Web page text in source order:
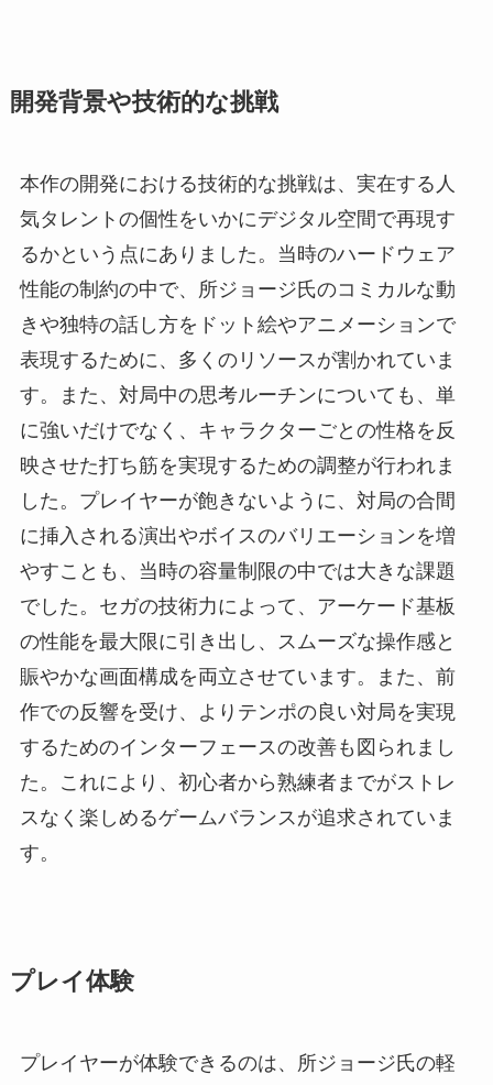
開発背景や技術的な挑戦
本作の開発における技術的な挑戦は、実在する人
気タレントの個性をいかにデジタル空間で再現す
るかという点にありました。当時のハードウェア
性能の制約の中で、所ジョージ氏のコミカルな動
きや独特の話し方をドット絵やアニメーションで
表現するために、多くのリソースが割かれていま
す。また、対局中の思考ルーチンについても、単
に強いだけでなく、キャラクターごとの性格を反
映させた打ち筋を実現するための調整が行われま
した。プレイヤーが飽きないように、対局の合間
に挿入される演出やボイスのバリエーションを増
やすことも、当時の容量制限の中では大きな課題
でした。セガの技術力によって、アーケード基板
の性能を最大限に引き出し、スムーズな操作感と
賑やかな画面構成を両立させています。また、前
作での反響を受け、よりテンポの良い対局を実現
するためのインターフェースの改善も図られまし
た。これにより、初心者から熟練者までがストレ
スなく楽しめるゲームバランスが追求されていま
す。
プレイ体験
プレイヤーが体験できるのは、所ジョージ氏の軽